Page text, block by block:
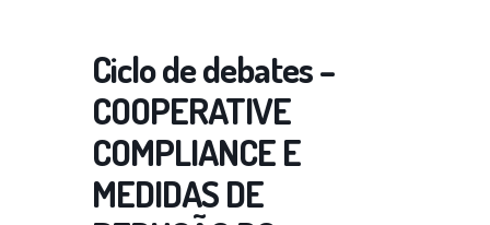
Ciclo de debates –
COOPERATIVE
COMPLIANCE E
MEDIDAS DE